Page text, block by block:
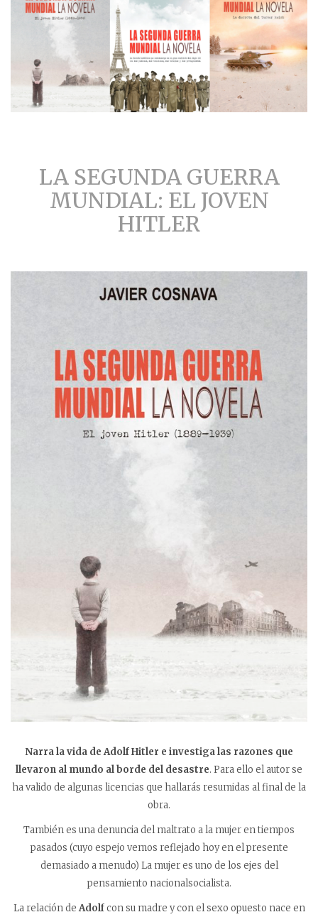
LA SEGUNDA GUERRA
MUNDIAL: EL JOVEN
HITLER
Narra la vida de Adolf Hitler e investiga las razones que
llevaron al mundo al borde del desastre. Para ello el autor se
ha valido de algunas licencias que hallarás resumidas al final de la
obra.
También es una denuncia del maltrato a la mujer en tiempos
pasados (cuyo espejo vemos reflejado hoy en el presente
demasiado a menudo) La mujer es uno de los ejes del
pensamiento nacionalsocialista.
La relación deAdolfcon su madre y con el sexo opuesto nace en